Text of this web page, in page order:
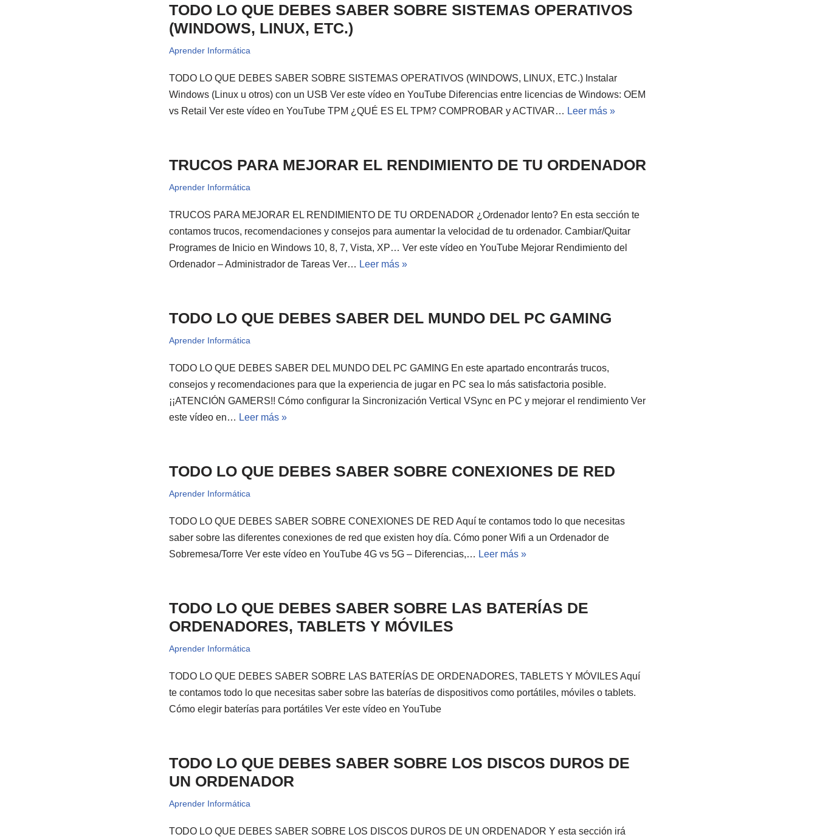
TODO LO QUE DEBES SABER SOBRE SISTEMAS OPERATIVOS
(WINDOWS, LINUX, ETC.)
Aprender Informática
TODO LO QUE DEBES SABER SOBRE SISTEMAS OPERATIVOS (WINDOWS, LINUX, ETC.) Instalar
Windows (Linux u otros) con un USB Ver este vídeo en YouTube Diferencias entre licencias de Windows: OEM
vs Retail Ver este vídeo en YouTube TPM ¿QUÉ ES EL TPM? COMPROBAR y ACTIVAR… Leer más »
TRUCOS PARA MEJORAR EL RENDIMIENTO DE TU ORDENADOR
Aprender Informática
TRUCOS PARA MEJORAR EL RENDIMIENTO DE TU ORDENADOR ¿Ordenador lento? En esta sección te
contamos trucos, recomendaciones y consejos para aumentar la velocidad de tu ordenador. Cambiar/Quitar
Programes de Inicio en Windows 10, 8, 7, Vista, XP… Ver este vídeo en YouTube Mejorar Rendimiento del
Ordenador – Administrador de Tareas Ver… Leer más »
TODO LO QUE DEBES SABER DEL MUNDO DEL PC GAMING
Aprender Informática
TODO LO QUE DEBES SABER DEL MUNDO DEL PC GAMING En este apartado encontrarás trucos,
consejos y recomendaciones para que la experiencia de jugar en PC sea lo más satisfactoria posible.
¡¡ATENCIÓN GAMERS!! Cómo configurar la Sincronización Vertical VSync en PC y mejorar el rendimiento Ver
este vídeo en… Leer más »
TODO LO QUE DEBES SABER SOBRE CONEXIONES DE RED
Aprender Informática
TODO LO QUE DEBES SABER SOBRE CONEXIONES DE RED Aquí te contamos todo lo que necesitas
saber sobre las diferentes conexiones de red que existen hoy día. Cómo poner Wifi a un Ordenador de
Sobremesa/Torre Ver este vídeo en YouTube 4G vs 5G – Diferencias,… Leer más »
TODO LO QUE DEBES SABER SOBRE LAS BATERÍAS DE
ORDENADORES, TABLETS Y MÓVILES
Aprender Informática
TODO LO QUE DEBES SABER SOBRE LAS BATERÍAS DE ORDENADORES, TABLETS Y MÓVILES Aquí
te contamos todo lo que necesitas saber sobre las baterías de dispositivos como portátiles, móviles o tablets.
Cómo elegir baterías para portátiles Ver este vídeo en YouTube
TODO LO QUE DEBES SABER SOBRE LOS DISCOS DUROS DE
UN ORDENADOR
Aprender Informática
TODO LO QUE DEBES SABER SOBRE LOS DISCOS DUROS DE UN ORDENADOR Y esta sección irá